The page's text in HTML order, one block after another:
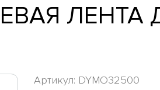
ЛЕНТА
Артикул: DYMO32500